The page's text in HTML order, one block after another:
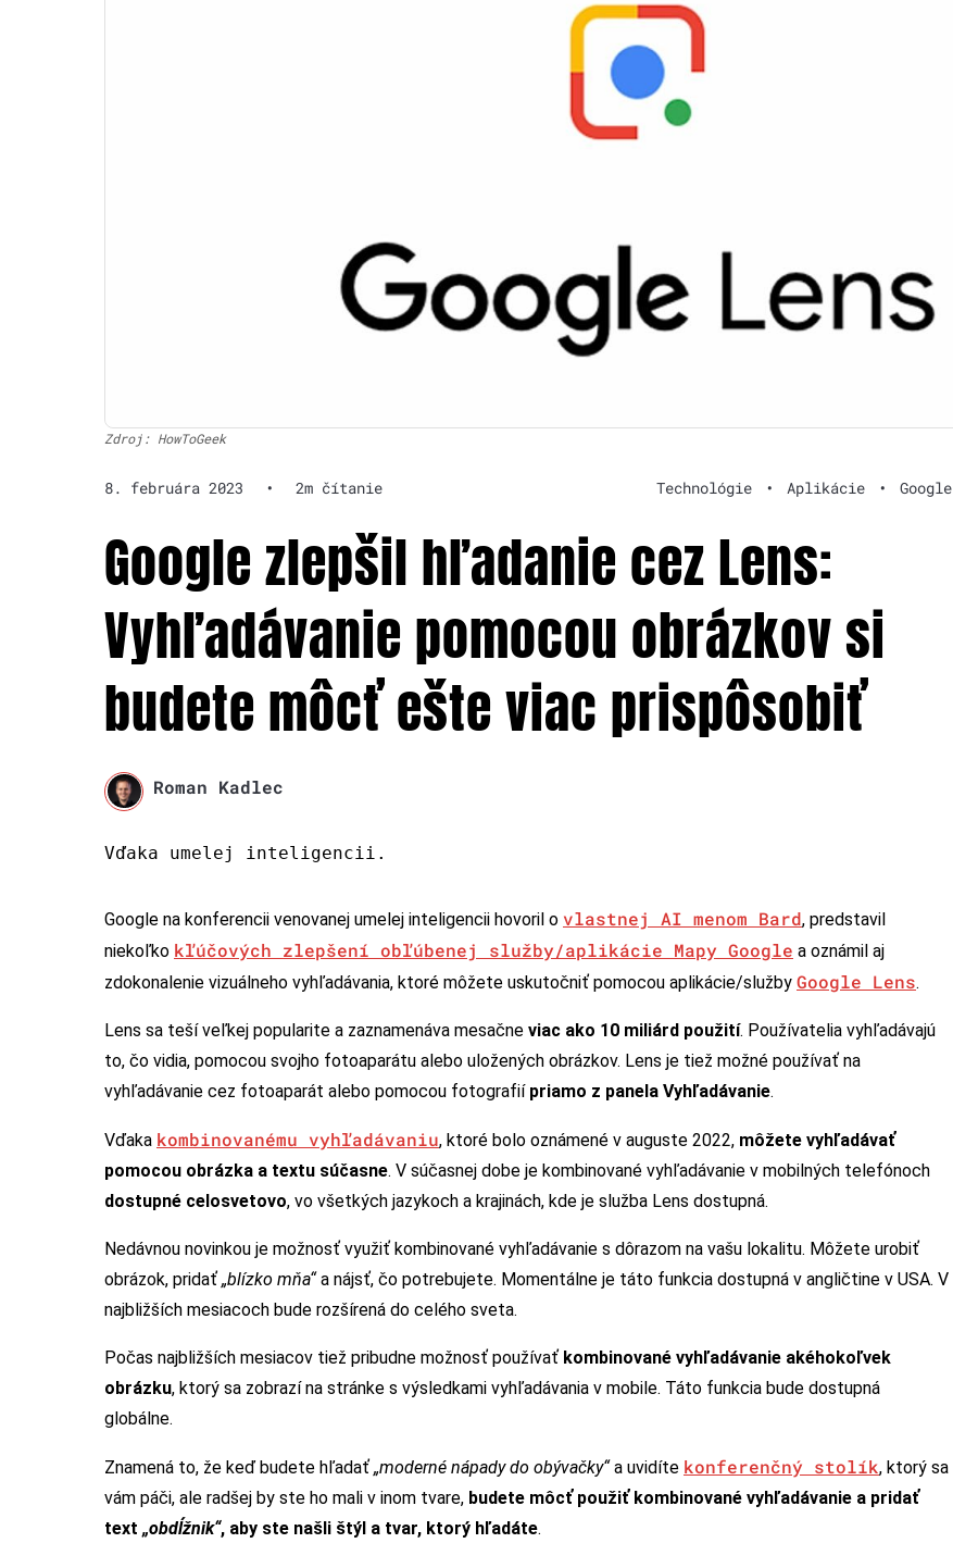
Zdroj: HowToGeek
8. februára 2023 • 2m čítanie Technológie • Aplikácie • Google
Google zlepšil hľadanie cez Lens:
Vyhľadávanie pomocou obrázkov si
budete môcť ešte viac prispôsobiť
Roman Kadlec
Vďaka umelej inteligencii.
Google na konferencii venovanej umelej inteligencii hovoril o vlastnej AI menom Bard, predstavil
niekoľko kľúčových zlepšení obľúbenej služby/aplikácie Mapy Google a oznámil aj
zdokonalenie vizuálneho vyhľadávania, ktoré môžete uskutočniť pomocou aplikácie/služby Google Lens.
Lens sa teší veľkej popularite a zaznamenáva mesačne viac ako 10 miliárd použití. Používatelia vyhľadávajú
to, čo vidia, pomocou svojho fotoaparátu alebo uložených obrázkov. Lens je tiež možné používať na
vyhľadávanie cez fotoaparát alebo pomocou fotografií priamo z panela Vyhľadávanie.
Vďaka kombinovanému vyhľadávaniu, ktoré bolo oznámené v auguste 2022, môžete vyhľadávať
pomocou obrázka a textu súčasne. V súčasnej dobe je kombinované vyhľadávanie v mobilných telefónoch
dostupné celosvetovo, vo všetkých jazykoch a krajinách, kde je služba Lens dostupná.
Nedávnou novinkou je možnosť využiť kombinované vyhľadávanie s dôrazom na vašu lokalitu. Môžete urobiť
obrázok, pridať „blízko mňa“a nájsť, čo potrebujete. Momentálne je táto funkcia dostupná v angličtine v USA. V
najbližších mesiacoch bude rozšírená do celého sveta.
Počas najbližších mesiacov tiež pribudne možnosť používať kombinované vyhľadávanie akéhokoľvek
obrázku, ktorý sa zobrazí na stránke s výsledkami vyhľadávania v mobile. Táto funkcia bude dostupná
globálne.
Znamená to, že keď budete hľadať „moderné nápady do obývačky“a uvidíte konferenčný stolík, ktorý sa
vám páči, ale radšej by ste ho mali v inom tvare, budete môcť použiť kombinované vyhľadávanie a pridať
text „obdĺžnik“, aby ste našli štýl a tvar, ktorý hľadáte.